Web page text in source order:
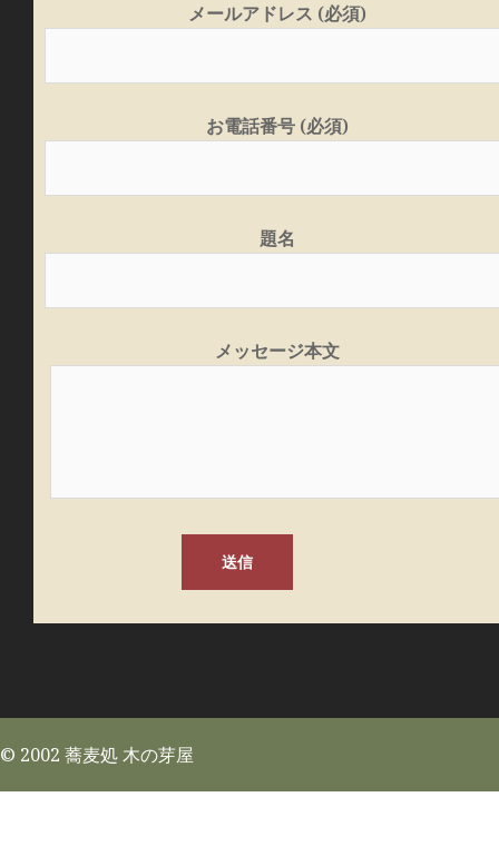
メールアドレス (必須)
お電話番号 (必須)
題名
メッセージ本文
© 2002 蕎麦処 木の芽屋